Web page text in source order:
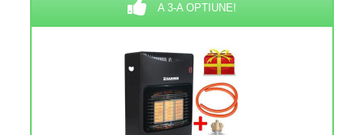
A 3-A OPTIUNE!